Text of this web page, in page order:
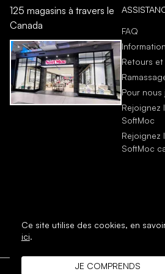
Ce site utilise des cookies, en
ici.
JE COMPRENDS
125 magasins à travers le
Canada
FAQ
Retours
Pour nous
Rejoignez
SoftMoc
Rejoignez
SoftMoc